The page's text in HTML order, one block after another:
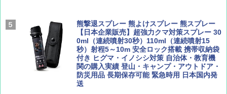
[キャンパーズコレクション 山善] 傘みたいに
広げるだけ パッとサッとテント キューブワ
イド ブラックコーティング フルクローズ メ
ッシュ 4人用 簡単設置 ポップアップテント P
ATCW-150B エクルベージュ
￥-
熊撃退スプレー 熊よけスプレー 熊スプレー
【日本企業販売】超強力クマ対策スプレー 30
0ml（連続噴射30秒）110ml（連続噴射15
秒）射程5～10m 安全ロック搭載 携帯収納袋
付き ヒグマ・イノシシ対策 自治体・教育機
関の購入実績 登山・キャンプ・アウトドア・
防災用品 長期保存可能 緊急時用 日本国内発
送